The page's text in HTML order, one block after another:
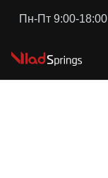
Пн-Пт 9:00-18:00